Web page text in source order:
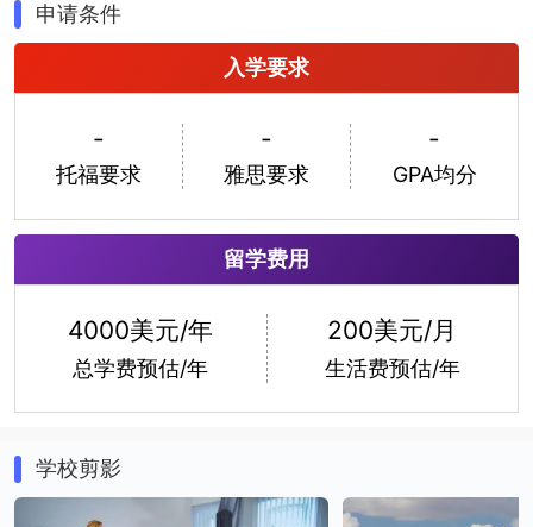
油画 雕塑
申请条件
入学要求
-
托福要求
-
雅思要求
-
GPA均分
留学费用
4000美元/年
总学费预估/年
200美元/月
生活费预估/年
学校剪影